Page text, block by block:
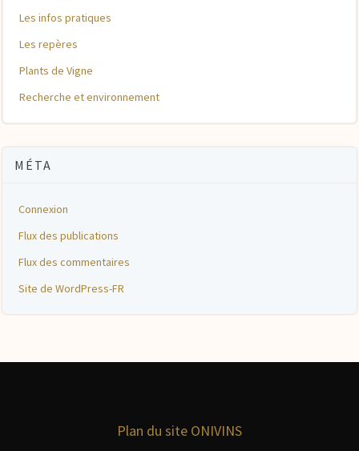
Les infos pratiques
Les repères
Plants de Vigne
Recherche et environnement
MÉTA
Connexion
Flux des publications
Flux des commentaires
Site de WordPress-FR
Plan du site ONIVINS